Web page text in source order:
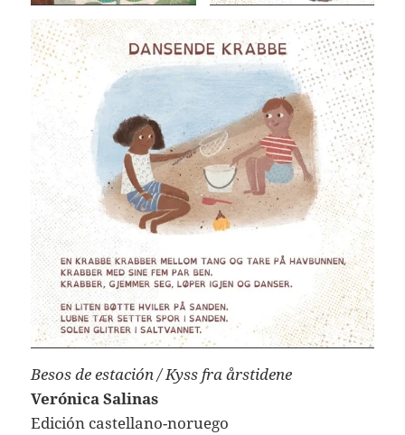
Besos de estación / Kyss fra årstidene
Verónica Salinas
Edición castellano-noruego